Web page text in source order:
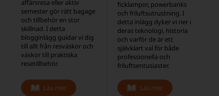
affärsresa eller aktiv
semester gör rätt bagage
och tillbehör en stor
skillnad. I detta
blogginlägg guidar vi dig
till allt från resväskor och
väskor till praktiska
resetillbehör.
Läs mer
ficklampor, powerbanks
och friluftsutrustning. I
detta inlägg dyker vi ner i
deras teknologi, historia
och varför de är ett
självklart val för både
professionella och
friluftsentusiaster.
Läs mer